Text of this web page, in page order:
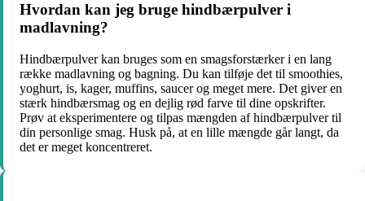
Hvordan kan jeg bruge hindbærpulver i
madlavning?
Hindbærpulver kan bruges som en smagsforstærker i en lang
række madlavning og bagning. Du kan tilføje det til smoothies,
yoghurt, is, kager, muffins, saucer og meget mere. Det giver en
stærk hindbærsmag og en dejlig rød farve til dine opskrifter.
Prøv at eksperimentere og tilpas mængden af hindbærpulver til
din personlige smag. Husk på, at en lille mængde går langt, da
det er meget koncentreret.